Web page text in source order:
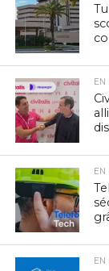
EN
EN
EN